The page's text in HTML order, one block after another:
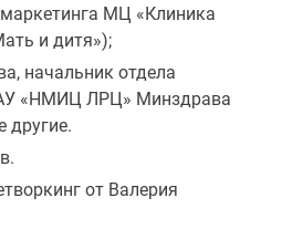
МЦ «Клиника
и дитя»);
начальник отдела
«НМИЦ ЛРЦ» Минздрава
другие.
от Валерия